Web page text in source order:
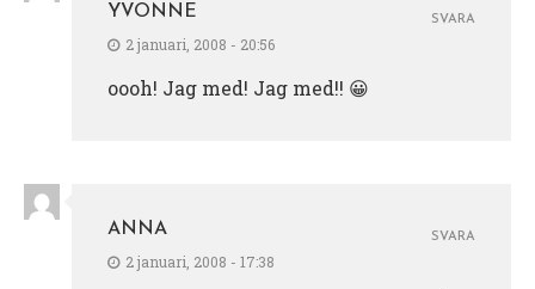
YVONNE
2 januari, 2008 - 20:56
oooh! Jag med! Jag med!! 😀
SVARA
ANNA
2 januari, 2008 - 17:38
SVARA